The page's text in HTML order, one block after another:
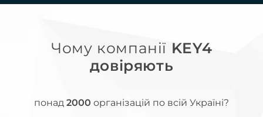
Чому компанії KEY4
довіряють
понад 2000 організацій по всій Україні?